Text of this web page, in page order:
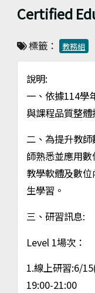
Certified
標籤： 教務組
說明:
一、依據114學
與課程品質整體
二、為提升教
師熟悉並應用
教學軟體及數
生學習。
三、研習訊息:
Level 1場次：
1.線上研習:6/
19:00-21:00